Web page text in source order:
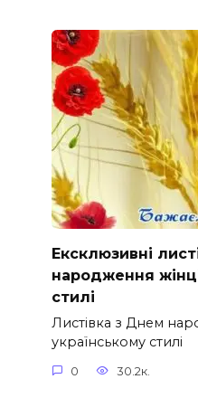
Ексклюзивні
народження
стилі
Листівка з Днем
українському стилі
0 30.2к.